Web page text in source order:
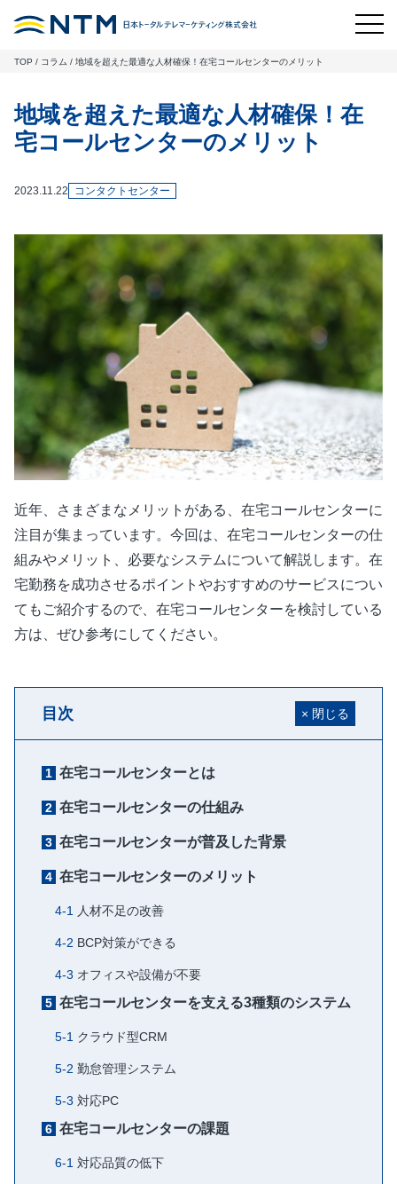
TOP / コラム / 地域を超えた最適な人材確保！在宅コールセンターのメリット
地域を超えた最適な人材確保！在
宅コールセンターのメリット
2023.11.22 コンタクトセンター
近年、さまざまなメリットがある、在宅コールセンターに
注目が集まっています。今回は、在宅コールセンターの仕
組みやメリット、必要なシステムについて解説します。在
宅勤務を成功させるポイントやおすすめのサービスについ
てもご紹介するので、在宅コールセンターを検討している
方は、ぜひ参考にしてください。
目次
在宅コールセンターとは
在宅コールセンターの仕組み
在宅コールセンターが普及した背景
在宅コールセンターのメリット
人材不足の改善
BCP対策ができる
オフィスや設備が不要
在宅コールセンターを支える3種類のシステム
クラウド型CRM
勤怠管理システム
対応PC
在宅コールセンターの課題
対応品質の低下